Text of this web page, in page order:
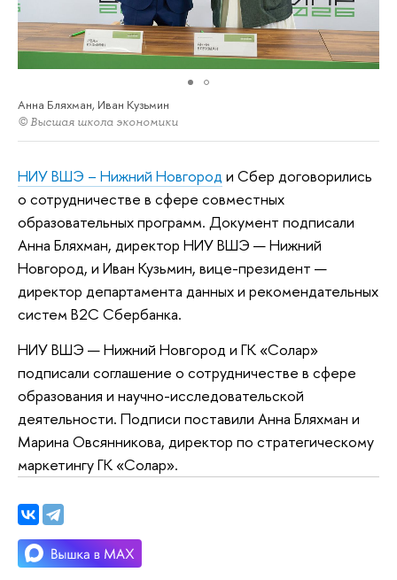
Анна Бляхман, Иван Кузьмин
© Высшая школа экономики
НИУ ВШЭ – Нижний Новгород и Сбер договорились
о сотрудничестве в сфере совместных
образовательных программ. Документ подписали
Анна Бляхман, директор НИУ ВШЭ — Нижний
Новгород, и Иван Кузьмин, вице-президент —
директор департамента данных и рекомендательных
систем B2C Сбербанка.
НИУ ВШЭ — Нижний Новгород и ГК «Солар»
подписали соглашение о сотрудничестве в сфере
образования и научно-исследовательской
деятельности. Подписи поставили Анна Бляхман и
Марина Овсянникова, директор по стратегическому
маркетингу ГК «Солар».